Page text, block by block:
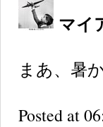
マイ
まあ、暑
Posted at